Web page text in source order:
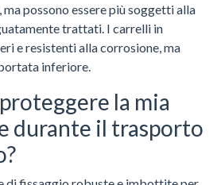
possono essere più soggetti alla
trattati. I carrelli in
e resistenti alla corrosione, ma
inferiore.
la mia
durante il trasporto